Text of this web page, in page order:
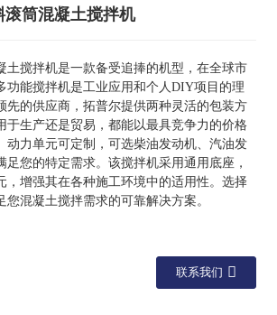
筒混凝土搅拌机
土搅拌机是一款备受追捧的机型，在全球市
功能搅拌机是工业应用和个人DIY项目的理
先的供应商，拓普尔提供两种灵活的包装方
于生产还是贸易，都能以最具竞争力的价格
动力单元可定制，可选柴油发动机、汽油发
足您的特定需求。该搅拌机采用通用底座，
，增强其在各种施工环境中的适用性。选择
您混凝土搅拌需求的可靠解决方案。
联系我们